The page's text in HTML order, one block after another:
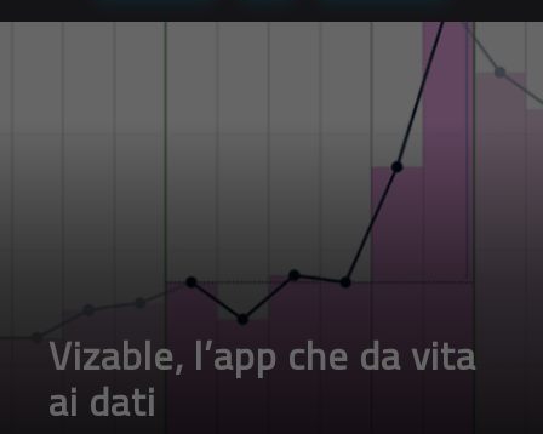
Vizable, l’app che da vita
ai dati